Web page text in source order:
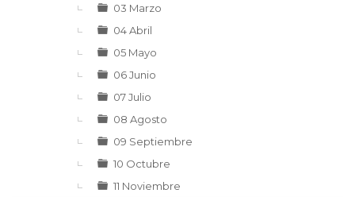
03 Marzo
04 Abril
05 Mayo
06 Junio
07 Julio
08 Agosto
09 Septiembre
10 Octubre
11 Noviembre